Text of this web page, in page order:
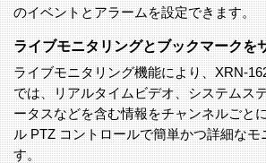
のイベントとアラームを設定できます。
ライブモニタリングとブックマークを
ライブモニタリング機能により、XRN-
では、リアルタイムビデオ、システムス
ータスなどを含む情報をチャンネルごと
ル PTZ コントロールで簡単かつ詳細な
す。